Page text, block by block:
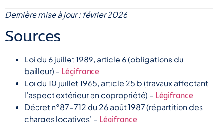
Dernière mise à jour : février 2026
Sources
Loi du 6 juillet 1989, article 6 (obligations du
bailleur) – Légifrance
Loi du 10 juillet 1965, article 25 b (travaux affectant
l’aspect extérieur en copropriété) – Légifrance
Décret n°87-712 du 26 août 1987 (répartition des
charges locatives) – Légifrance